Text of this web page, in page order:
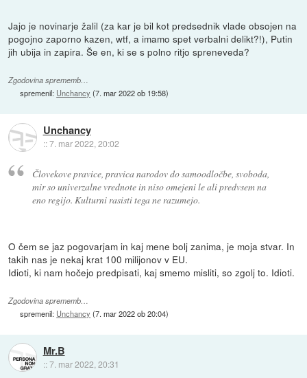
Jajo je novinarje žalil (za kar je bil kot predsednik vlade obsojen na
pogojno zaporno kazen, wtf, a imamo spet verbalni delikt?!), Putin
jih ubija in zapira. Še en, ki se s polno ritjo spreneveda?
Zgodovina sprememb…
spremenil: Unchancy (7. mar 2022 ob 19:58)
Unchancy
::7. mar 2022, 20:02
Človekove pravice, pravica narodov do samoodločbe, svoboda,
mir so univerzalne vrednote in niso omejeni le ali predvsem na
eno regijo. Kulturni rasisti tega ne razumejo.
O čem se jaz pogovarjam in kaj mene bolj zanima, je moja stvar. In
takih nas je nekaj krat 100 milijonov v EU.
Idioti, ki nam hočejo predpisati, kaj smemo misliti, so zgolj to. Idioti.
Zgodovina sprememb…
spremenil: Unchancy (7. mar 2022 ob 20:04)
Mr.B
::7. mar 2022, 20:31